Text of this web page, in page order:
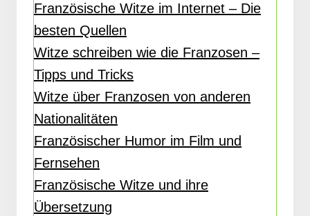
Französische Witze im Internet – Die
besten Quellen
Witze schreiben wie die Franzosen –
Tipps und Tricks
Witze über Franzosen von anderen
Nationalitäten
Französischer Humor im Film und
Fernsehen
Französische Witze und ihre
Übersetzung